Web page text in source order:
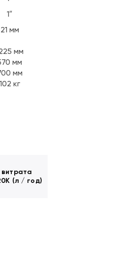
1″
21 мм
мм
мм
мм
102 кг
(л / год)